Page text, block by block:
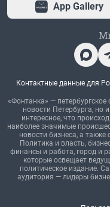
App Gallery
Контактные данные для
«Фонтанка» — петербургское
новости Петербурга, но
интересное, что
наиболее значимые
новости бизнеса, а также
Политика и власть,
финансы и работа, город и
которые освещает
политическое издание.
аудитория — лидеры